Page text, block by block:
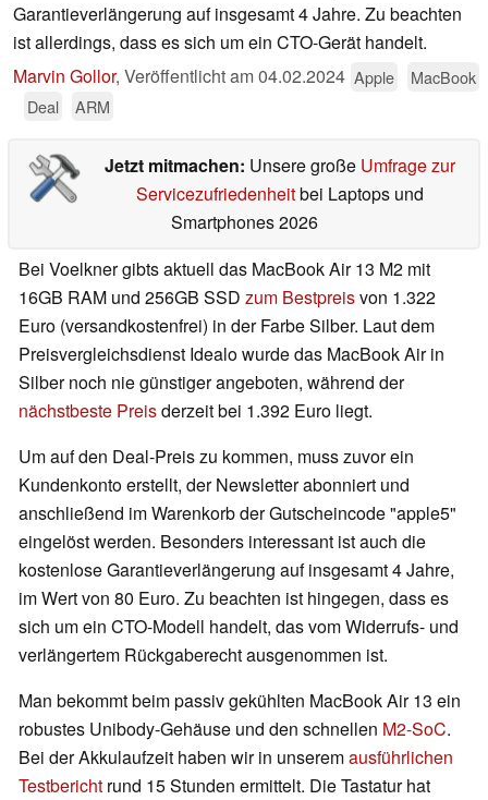
Garantieverlängerung auf insgesamt 4 Jahre. Zu beachten
ist allerdings, dass es sich um ein CTO-Gerät handelt.
Marvin Gollor, Veröffentlicht am04.02.2024 Apple
MacBook
Deal
ARM
Jetzt mitmachen: Unsere große Umfrage zur
Servicezufriedenheitbei Laptops und
Smartphones 2026
Bei Voelkner gibts aktuell das MacBook Air 13 M2 mit
16GB RAM und 256GB SSD zum Bestpreisvon 1.322
Euro (versandkostenfrei) in der Farbe Silber. Laut dem
Preisvergleichsdienst Idealo wurde das MacBook Air in
Silber noch nie günstiger angeboten, während der
nächstbeste Preisderzeit bei 1.392 Euro liegt.
Um auf den Deal-Preis zu kommen, muss zuvor ein
Kundenkonto erstellt, der Newsletter abonniert und
anschließend im Warenkorb der Gutscheincode "apple5"
eingelöst werden. Besonders interessant ist auch die
kostenlose Garantieverlängerung auf insgesamt 4 Jahre,
im Wert von 80 Euro. Zu beachten ist hingegen, dass es
sich um ein CTO-Modell handelt, das vom Widerrufs- und
verlängertem Rückgaberecht ausgenommen ist.
Man bekommt beim passiv gekühlten MacBook Air 13 ein
robustes Unibody-Gehäuse und den schnellen M2-SoC.
Bei der Akkulaufzeit haben wir in unseremausführlichen
Testbericht rund 15 Stunden ermittelt. Die Tastatur hat